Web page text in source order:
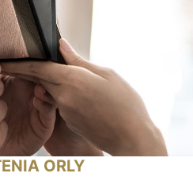
ORLY